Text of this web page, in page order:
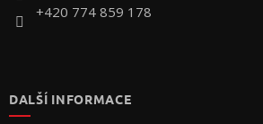
+420 774 859 178
DALŠÍ INFORMACE